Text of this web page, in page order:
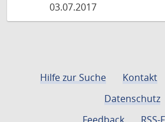
03.07.2017
Hilfe zur Suche Kontakt
Datenschutz